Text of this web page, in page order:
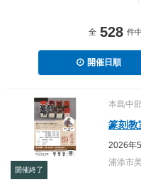
全 528 件中
開催日順
開催終了
本島中部
篆刻教
2026年
浦添市